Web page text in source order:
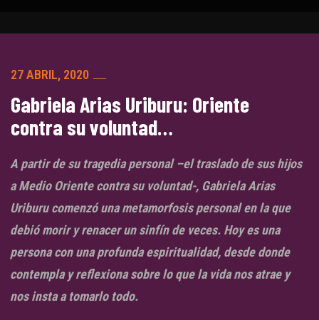
27 ABRIL, 2020
Gabriela Arias Uriburu: Oriente
contra su voluntad…
A partir de su tragedia personal –el traslado de sus hijos
a Medio Oriente contra su voluntad-, Gabriela Arias
Uriburu comenzó una metamorfosis personal en la que
debió morir y renacer un sinfín de veces. Hoy es una
persona con una profunda espiritualidad, desde donde
contempla y reflexiona sobre lo que la vida nos atrae y
nos insta a tomarlo todo.